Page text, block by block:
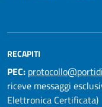
RECAPITI
PEC:
riceve messaggi
Elettronica Certificata)